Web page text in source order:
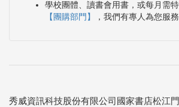
學校團體、讀書會用書，或每月需
【團購部門】
，我們有專人為您服務
秀威資訊科技股份有限公司國家書店松江